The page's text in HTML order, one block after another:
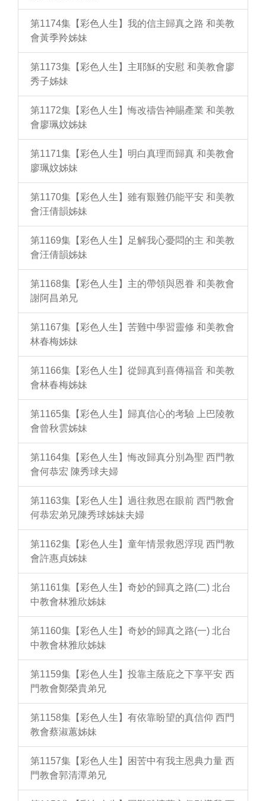
第1174集【彩色人生】我的信主歸真之路 和美教
會黃季羚姊妹
第1173集【彩色人生】主耶穌的安慰 和美教會廖
秀子姊妹
第1172集【彩色人生】悔改禱告神賜產業 和美教
會廖珮妏姊妹
第1171集【彩色人生】明白真理而歸真 和美教會
廖珮妏姊妹
第1170集【彩色人生】雖有艱難仍能平安 和美教
會汪倩韻姊妹
第1169集【彩色人生】足解我心憂悶的主 和美教
會汪倩韻姊妹
第1168集【彩色人生】主的帶領與恩眷 和美教會
謝阿昌弟兄
第1167集【彩色人生】苦難中學習靈修 和美教會
林春梅姊妹
第1166集【彩色人生】從歸真到喜傳福音 和美教
會林春梅姊妹
第1165集【彩色人生】歸真信心的考驗 上巴陵教
會曾秋雲姊妹
第1164集【彩色人生】悔改歸真分別為聖 西門教
會何恭宏 陳秀球夫婦
第1163集【彩色人生】過往救恩在眼前 西門教會
何恭宏弟兄陳秀球姊妹夫婦
第1162集【彩色人生】童年情景救恩浮現 西門教
會許惠貞姊妹
第1161集【彩色人生】奇妙的歸真之路(二) 北台
中教會林雅欣姊妹
第1160集【彩色人生】奇妙的歸真之路(一) 北台
中教會林雅欣姊妹
第1159集【彩色人生】投靠主蔭庇之下享平安 西
門教會鄭榮貴弟兄
第1158集【彩色人生】有依靠盼望的真信仰 西門
教會蔡淑蕙姊妹
第1157集【彩色人生】困苦中有我主恩典力量 西
門教會郭清潭弟兄